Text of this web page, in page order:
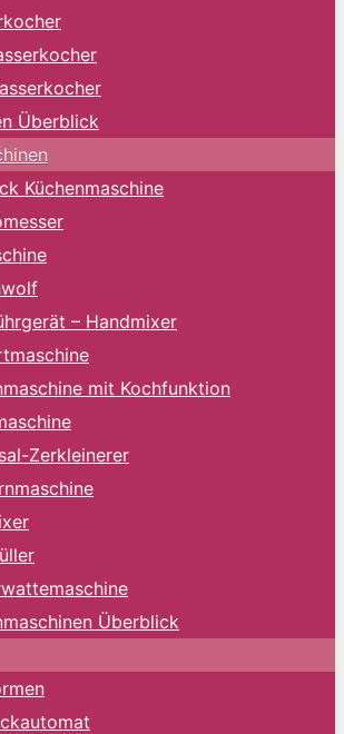
Überblick
Küchenmaschine
– Handmixer
mit Kochfunktion
Zerkleinerer
Überblick